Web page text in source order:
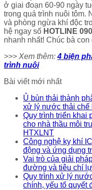
ở giai đoạn 60-90 ngày
trong quá trình nuôi tôm.
và phòng ngừa khí độc
hệ ngay số HOTLINE
nhanh nhất! Chúc bà
>>> Xem thêm:4 biện
trình nuôi
Bài viết mới nhất
Ủ bùn thải thành
xử lý nước thải chế
Quy trình triển khai
cho nhà thầu môi
HTXLNT
Công nghệ kỵ khí
động và ứng dụng
Vai trò của giải
đường và tiêu chí
Quy trình xử lý
chính, yếu tố quyết